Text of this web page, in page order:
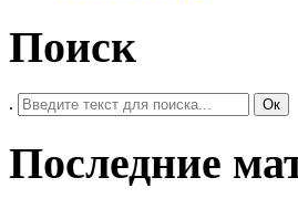
Поиск
. Ок
Последние